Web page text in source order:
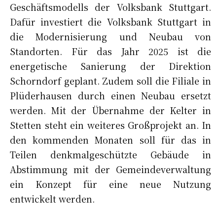
Geschäftsmodells der Volksbank Stuttgart.
Dafür investiert die Volksbank Stuttgart in
die Modernisierung und Neubau von
Standorten. Für das Jahr 2025 ist die
energetische Sanierung der Direktion
Schorndorf geplant. Zudem soll die Filiale in
Plüderhausen durch einen Neubau ersetzt
werden. Mit der Übernahme der Kelter in
Stetten steht ein weiteres Großprojekt an. In
den kommenden Monaten soll für das in
Teilen denkmalgeschützte Gebäude in
Abstimmung mit der Gemeindeverwaltung
ein Konzept für eine neue Nutzung
entwickelt werden.